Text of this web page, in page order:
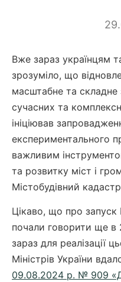
Вже зараз українцям
зрозуміло, що
масштабне та складне
сучасних та
ініціював
експериментального
важливим
та розвитку міст і
Містобудівний
Цікаво, що про запуск
почали говорити ще в
зараз для реалізації
Міністрів України
09.08.2024 р. № 909